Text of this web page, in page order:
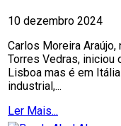
10 dezembro 2024
Carlos Moreira Araújo,
Torres Vedras, iniciou
Lisboa mas é em
industrial,...
Ler Mais...